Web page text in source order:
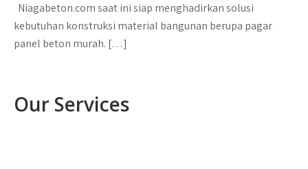
Niagabeton.com saat ini siap menghadirkan solusi
kebutuhan konstruksi material bangunan berupa pagar
panel beton murah. […]
Our Services